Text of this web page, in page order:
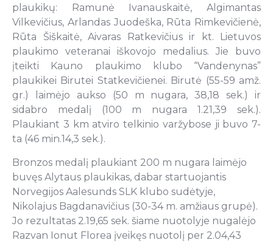
plaukikų: Ramunė Ivanauskaitė, Algimantas
Vilkevičius, Arlandas Juodeška, Rūta Rimkevičienė,
Rūta Šiškaitė, Aivaras Ratkevičius ir kt. Lietuvos
plaukimo veteranai iškovojo medalius. Jie buvo
įteikti Kauno plaukimo klubo “Vandenynas”
plaukikei Birutei Statkevičienei. Birutė (55-59 amž.
gr.) laimėjo aukso (50 m nugara, 38,18 sek.) ir
sidabro medalį (100 m nugara 1.21,39 sek.).
Plaukiant 3 km atviro telkinio varžybose ji buvo 7-
ta (46 min.14,3 sek.).
Bronzos medalį plaukiant 200 m nugara laimėjo
buvęs Alytaus plaukikas, dabar startuojantis
Norvegijos Aalesunds SLK klubo sudėtyje,
Nikolajus Bagdanavičius (30-34 m. amžiaus grupė).
Jo rezultatas 2.19,65 sek. šiame nuotolyje nugalėjo
Razvan Ionut Florea įveikęs nuotolį per 2.04,43